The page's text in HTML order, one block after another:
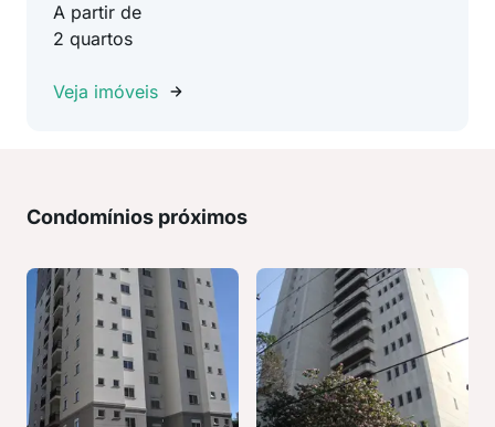
A partir de
2 quartos
Veja imóveis
Condomínios próximos